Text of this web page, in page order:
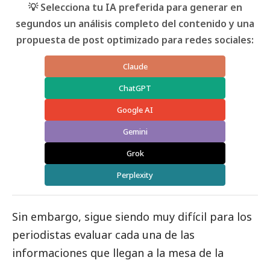
💡 Selecciona tu IA preferida para generar en
segundos un análisis completo del contenido y una
propuesta de post optimizado para redes sociales:
Claude
ChatGPT
Google AI
Gemini
Grok
Perplexity
Sin embargo, sigue siendo muy difícil para los
periodistas evaluar cada una de las
informaciones que llegan a la mesa de la